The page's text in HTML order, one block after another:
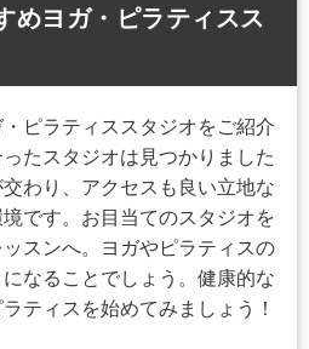
めヨガ・ピラティスス
ピラティススタジオをご紹介
たスタジオは見つかりました
わり、アクセスも良い立地な
です。お目当てのスタジオを
スンへ。ヨガやピラティスの
なることでしょう。健康的な
ティスを始めてみましょう！